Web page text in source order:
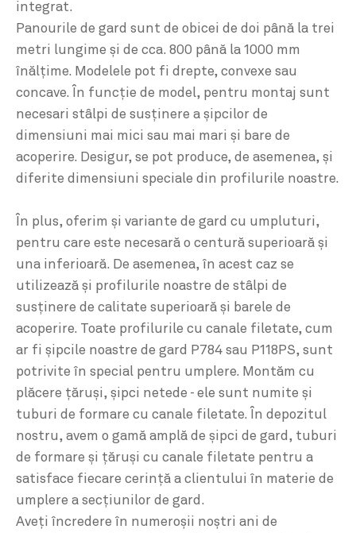
integrat.
Panourile de gard sunt de obicei de doi până la trei
metri lungime şi de cca. 800 până la 1000 mm
înălţime. Modelele pot fi drepte, convexe sau
concave. În funcţie de model, pentru montaj sunt
necesari stâlpi de susţinere a şipcilor de
dimensiuni mai mici sau mai mari şi bare de
acoperire. Desigur, se pot produce, de asemenea, şi
diferite dimensiuni speciale din profilurile noastre.
În plus, oferim şi variante de gard cu umpluturi,
pentru care este necesară o centură superioară şi
una inferioară. De asemenea, în acest caz se
utilizează şi profilurile noastre de stâlpi de
susţinere de calitate superioară şi barele de
acoperire. Toate profilurile cu canale filetate, cum
ar fi şipcile noastre de gard P784 sau P118PS, sunt
potrivite în special pentru umplere. Montăm cu
plăcere ţăruşi, şipci netede - ele sunt numite şi
tuburi de formare cu canale filetate. În depozitul
nostru, avem o gamă amplă de şipci de gard, tuburi
de formare şi ţăruşi cu canale filetate pentru a
satisface fiecare cerinţă a clientului în materie de
umplere a secţiunilor de gard.
Aveţi încredere în numeroşii noştri ani de